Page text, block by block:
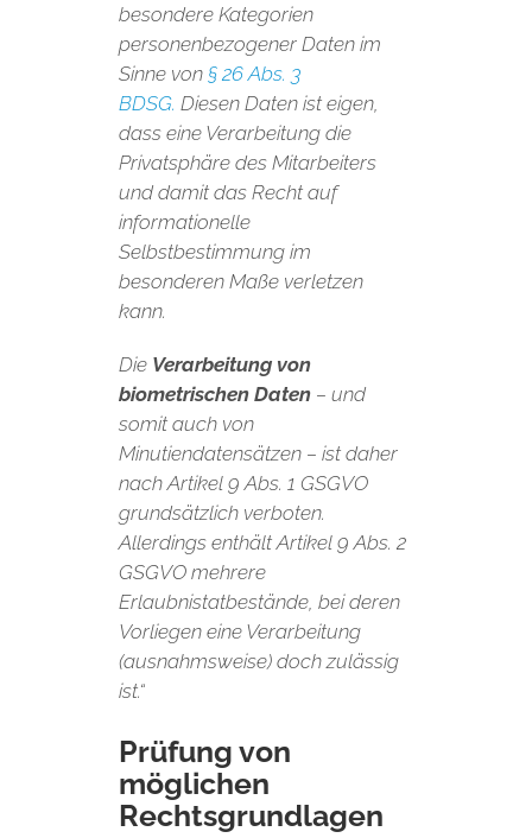
besondere Kategorien
personenbezogener Daten im
Sinne von § 26 Abs. 3
BDSG. Diesen Daten ist eigen,
dass eine Verarbeitung die
Privatsphäre des Mitarbeiters
und damit das Recht auf
informationelle
Selbstbestimmung im
besonderen Maße verletzen
kann.
Die Verarbeitung von
biometrischen Daten– und
somit auch von
Minutiendatensätzen – ist daher
nach Artikel 9 Abs. 1 GSGVO
grundsätzlich verboten.
Allerdings enthält Artikel 9 Abs. 2
GSGVO mehrere
Erlaubnistatbestände, bei deren
Vorliegen eine Verarbeitung
(ausnahmsweise) doch zulässig
ist.“
Prüfung von
möglichen
Rechtsgrundlagen